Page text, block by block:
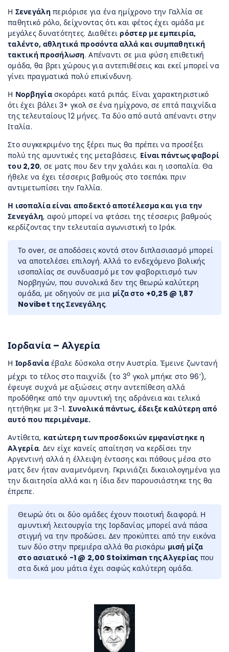
Η Σενεγάληπεριόρισε για ένα ημίχρονο την Γαλλία σε
παθητικό ρόλο, δείχνοντας ότι και φέτος έχει ομάδα με
μεγάλες δυνατότητες. Διαθέτειρόστερ με εμπειρία,
ταλέντο, αθλητικά προσόντα αλλά και συμπαθητική
τακτική προσήλωση. Απέναντι σε μια φύση επιθετική
ομάδα, θα βρει χώρους για αντεπιθέσεις και εκεί μπορεί να
γίνει πραγματικά πολύ επικίνδυνη.
Η Νορβηγίασκοράρει κατά ριπάς. Είναι χαρακτηριστικό
ότι έχει βάλει 3+ γκολ σε ένα ημίχρονο, σε επτά παιχνίδια
της τελευταίους 12 μήνες. Τα δύο από αυτά απέναντι στην
Ιταλία.
Στο συγκεκριμένο της ξέρει πως θα πρέπει να προσέξει
πολύ της αμυντικές της μεταβάσεις. Είναι πάντως φαβορί
του 2,20, σε ματς που δεν την χαλάει και η ισοπαλία. Θα
ήθελε να έχει τέσσερις βαθμούς στο τσεπάκι πριν
αντιμετωπίσει την Γαλλία.
Η ισοπαλία είναι αποδεκτό αποτέλεσμα και για την
Σενεγάλη, αφού μπορεί να φτάσει της τέσσερις βαθμούς
κερδίζοντας την τελευταία αγωνιστική το Ιράκ.
Το over, σε αποδόσεις κοντά στον διπλασιασμό μπορεί
να αποτελέσει επιλογή. Αλλά το ενδεχόμενο βολικής
ισοπαλίας σε συνδυασμό με τον φαβοριτισμό των
Νορβηγών, που συνολικά δεν της θεωρώ καλύτερη
ομάδα, με οδηγούν σε μια μίζα στο +0,25 @ 1,87
Novibet της Σενεγάλης.
Ιορδανία – Αλγερία
Η Ιορδανίαέβαλε δύσκολα στην Αυστρία. Έμεινε ζωντανή
μέχρι το τέλος στο παιχνίδι (το 3ο γκολ μπήκε στο 96’),
έφευγε συχνά με αξιώσεις στην αντεπίθεση αλλά
προδόθηκε από την αμυντική της αδράνεια και τελικά
ηττήθηκε με 3-1. Συνολικά πάντως, έδειξε καλύτερη από
αυτό που περιμέναμε.
Αντίθετα, κατώτερη των προσδοκιών εμφανίστηκε η
Αλγερία. Δεν είχε κανείς απαίτηση να κερδίσει την
Αργεντινή αλλά η έλλειψη έντασης και πάθους μέσα στο
ματς δεν ήταν αναμενόμενη. Γκρινιάζει δικαιολογημένα για
την διαιτησία αλλά και η ίδια δεν παρουσιάστηκε της θα
έπρεπε.
Θεωρώ ότι οι δύο ομάδες έχουν ποιοτική διαφορά. Η
αμυντική λειτουργία της Ιορδανίας μπορεί ανά πάσα
στιγμή να την προδώσει. Δεν προκύπτει από την εικόνα
των δύο στην πρεμιέρα αλλά θα ρισκάρω μισή μίζα
στο ασιατικό -1 @ 2,00 Stoiximan της Αλγερίας που
στα δικά μου μάτια έχει σαφώς καλύτερη ομάδα.